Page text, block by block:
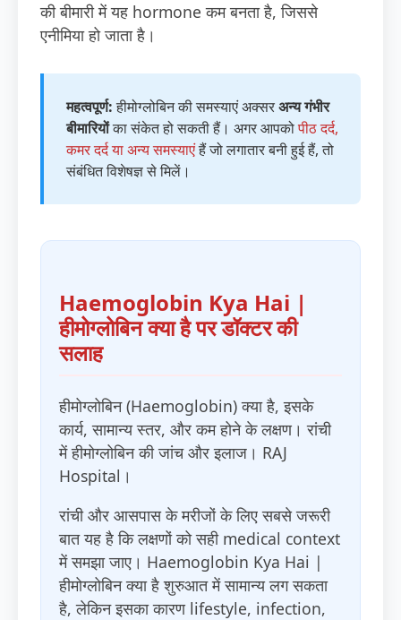
की बीमारी में यह hormone कम बनता है, जिससे
एनीमिया हो जाता है।
महत्वपूर्ण:हीमोग्लोबिन की समस्याएं अक्सरअन्य गंभीर
बीमारियोंका संकेत हो सकती हैं। अगर आपकोपीठ दर्द,
कमर दर्द या अन्य समस्याएंहैं जो लगातार बनी हुई हैं, तो
संबंधित विशेषज्ञ से मिलें।
Haemoglobin Kya Hai |
हीमोग्लोबिन क्या है पर डॉक्टर की
सलाह
हीमोग्लोबिन (Haemoglobin) क्या है, इसके
कार्य, सामान्य स्तर, और कम होने के लक्षण। रांची
में हीमोग्लोबिन की जांच और इलाज। RAJ
Hospital।
रांची और आसपास के मरीजों के लिए सबसे जरूरी
बात यह है कि लक्षणों को सही medical context
में समझा जाए। Haemoglobin Kya Hai |
हीमोग्लोबिन क्या है शुरुआत में सामान्य लग सकता
है, लेकिन इसका कारण lifestyle, infection,